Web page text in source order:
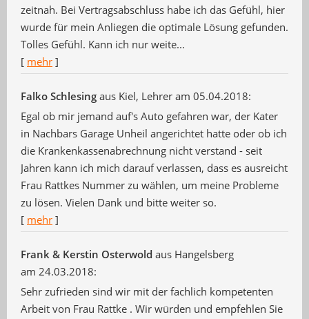
zeitnah. Bei Vertragsabschluss habe ich das Gefühl, hier
wurde für mein Anliegen die optimale Lösung gefunden.
Tolles Gefühl. Kann ich nur weite...
[ mehr ]
Falko Schlesing aus Kiel, Lehrer am 05.04.2018:
Egal ob mir jemand auf's Auto gefahren war, der Kater
in Nachbars Garage Unheil angerichtet hatte oder ob ich
die Krankenkassenabrechnung nicht verstand - seit
Jahren kann ich mich darauf verlassen, dass es ausreicht
Frau Rattkes Nummer zu wählen, um meine Probleme
zu lösen. Vielen Dank und bitte weiter so.
[ mehr ]
Frank & Kerstin Osterwold aus Hangelsberg
am 24.03.2018:
Sehr zufrieden sind wir mit der fachlich kompetenten
Arbeit von Frau Rattke . Wir würden und empfehlen Sie